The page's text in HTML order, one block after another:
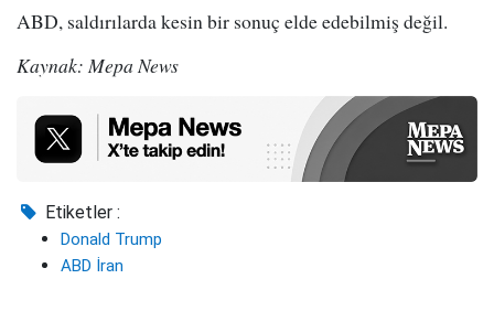
ABD, saldırılarda kesin bir sonuç elde edebilmiş değil.
Kaynak: Mepa News
Etiketler :
Donald Trump
ABD İran